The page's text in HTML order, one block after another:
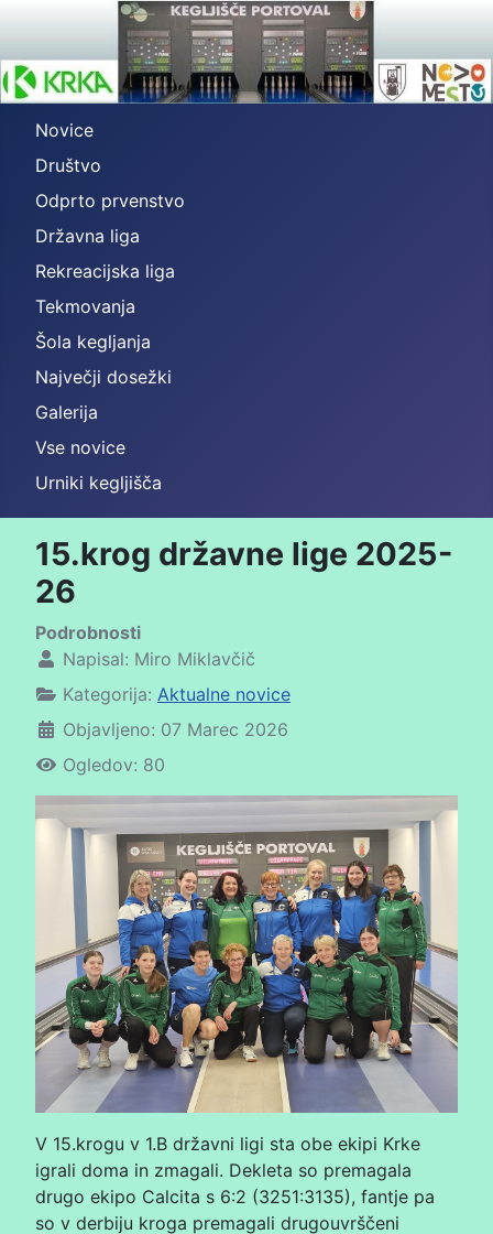
Novice
Društvo
Odprto prvenstvo
Državna liga
Rekreacijska liga
Tekmovanja
Šola kegljanja
Največji dosežki
Galerija
Vse novice
Urniki kegljišča
15.krog državne lige 2025-
26
Podrobnosti
Napisal: Miro Miklavčič
Kategorija: Aktualne novice
Objavljeno: 07 Marec 2026
Ogledov: 80
V 15.krogu v 1.B državni ligi sta obe ekipi Krke
igrali doma in zmagali. Dekleta so premagala
drugo ekipo Calcita s 6:2 (3251:3135), fantje pa
so v derbiju kroga premagali drugouvrščeni